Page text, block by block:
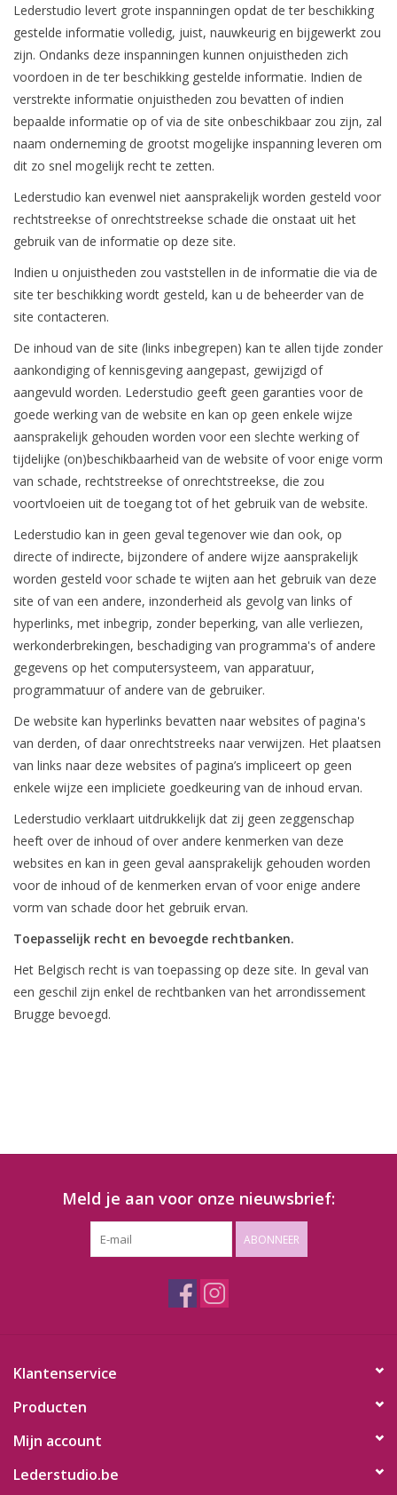
Lederstudio levert grote inspanningen opdat de ter beschikking
gestelde informatie volledig, juist, nauwkeurig en bijgewerkt zou
zijn. Ondanks deze inspanningen kunnen onjuistheden zich
voordoen in de ter beschikking gestelde informatie. Indien de
verstrekte informatie onjuistheden zou bevatten of indien
bepaalde informatie op of via de site onbeschikbaar zou zijn, zal
naam onderneming de grootst mogelijke inspanning leveren om
dit zo snel mogelijk recht te zetten.
Lederstudio kan evenwel niet aansprakelijk worden gesteld voor
rechtstreekse of onrechtstreekse schade die onstaat uit het
gebruik van de informatie op deze site.
Indien u onjuistheden zou vaststellen in de informatie die via de
site ter beschikking wordt gesteld, kan u de beheerder van de
site contacteren.
De inhoud van de site (links inbegrepen) kan te allen tijde zonder
aankondiging of kennisgeving aangepast, gewijzigd of
aangevuld worden. Lederstudio geeft geen garanties voor de
goede werking van de website en kan op geen enkele wijze
aansprakelijk gehouden worden voor een slechte werking of
tijdelijke (on)beschikbaarheid van de website of voor enige vorm
van schade, rechtstreekse of onrechtstreekse, die zou
voortvloeien uit de toegang tot of het gebruik van de website.
Lederstudio kan in geen geval tegenover wie dan ook, op
directe of indirecte, bijzondere of andere wijze aansprakelijk
worden gesteld voor schade te wijten aan het gebruik van deze
site of van een andere, inzonderheid als gevolg van links of
hyperlinks, met inbegrip, zonder beperking, van alle verliezen,
werkonderbrekingen, beschadiging van programma's of andere
gegevens op het computersysteem, van apparatuur,
programmatuur of andere van de gebruiker.
De website kan hyperlinks bevatten naar websites of pagina's
van derden, of daar onrechtstreeks naar verwijzen. Het plaatsen
van links naar deze websites of pagina’s impliceert op geen
enkele wijze een impliciete goedkeuring van de inhoud ervan.
Lederstudio verklaart uitdrukkelijk dat zij geen zeggenschap
heeft over de inhoud of over andere kenmerken van deze
websites en kan in geen geval aansprakelijk gehouden worden
voor de inhoud of de kenmerken ervan of voor enige andere
vorm van schade door het gebruik ervan.
Toepasselijk recht en bevoegde rechtbanken.
Het Belgisch recht is van toepassing op deze site. In geval van
een geschil zijn enkel de rechtbanken van het arrondissement
Brugge bevoegd.
Meld je aan voor onze nieuwsbrief:
ABONNEER
Klantenservice
Producten
Mijn account
Lederstudio.be